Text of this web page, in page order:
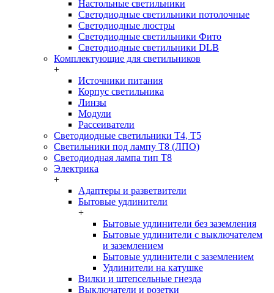
Настольные светильники
Светодиодные светильники потолочные
Светодиодные люстры
Светодиодные светильники Фито
Светодиодные светильники DLB
Комплектующие для светильников
+
Источники питания
Корпус светильника
Линзы
Модули
Рассеиватели
Светодиодные светильники T4, T5
Светильники под лампу Т8 (ЛПО)
Светодиодная лампа тип T8
Электрика
+
Адаптеры и разветвители
Бытовые удлинители
+
Бытовые удлинители без заземления
Бытовые удлинители с выключателем
и заземлением
Бытовые удлинители с заземлением
Удлинители на катушке
Вилки и штепсельные гнезда
Выключатели и розетки